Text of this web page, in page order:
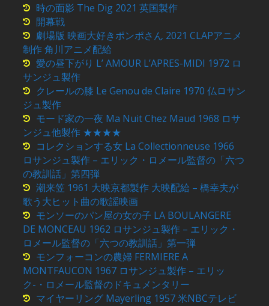
時の面影 The Dig 2021 英国製作
開幕戦
劇場版 映画大好きポンポさん 2021 CLAPアニメ
制作 角川アニメ配給
愛の昼下がり L’ AMOUR L’APRES-MIDI 1972 ロ
サンジュ製作
クレールの膝 Le Genou de Claire 1970 仏ロサン
ジュ製作
モード家の一夜 Ma Nuit Chez Maud 1968 ロサ
ンジュ他製作 ★★★★
コレクションする女 La Collectionneuse 1966
ロサンジュ製作 – エリック・ロメール監督の「六つ
の教訓話」第四弾
潮来笠 1961 大映京都製作 大映配給 – 橋幸夫が
歌う大ヒット曲の歌謡映画
モンソーのパン屋の女の子 LA BOULANGERE
DE MONCEAU 1962 ロサンジュ製作 – エリック・
ロメール監督の「六つの教訓話」第一弾
モンフォーコンの農婦 FERMIERE A
MONTFAUCON 1967 ロサンジュ製作 – エリッ
ク-・ロメール監督のドキュメンタリー
マイヤーリング Mayerling 1957 米NBCテレビ